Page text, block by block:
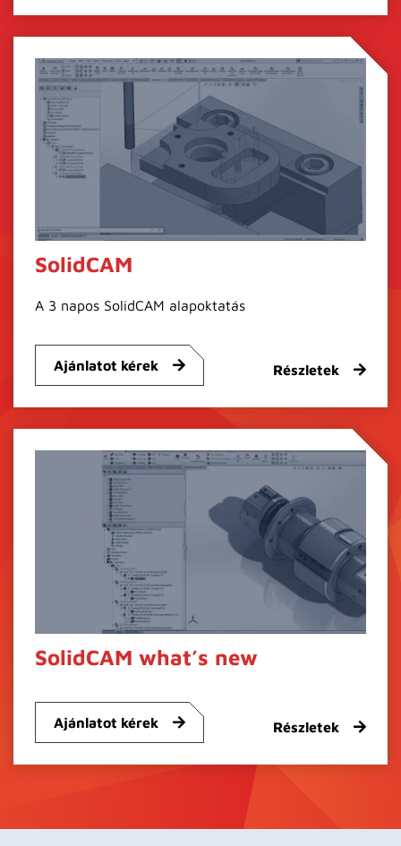
SolidCAM
A 3 napos SolidCAM alapoktatás
Ajánlatot kérek Részletek
SolidCAM what’s new
Ajánlatot kérek Részletek